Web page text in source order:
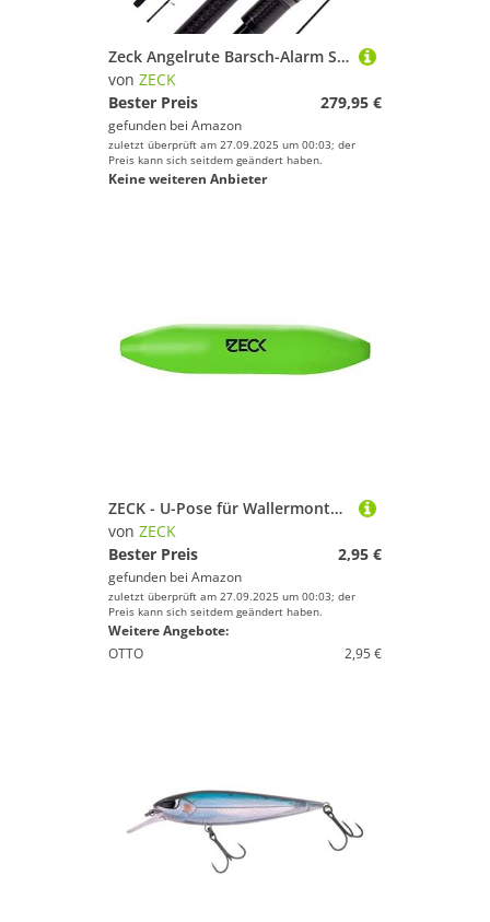
Zeck Angelrute Barsch-Alarm Spinnrute - BA Spin M 218cm | 21g
von ZECK
Bester Preis
279,95 €
gefunden bei Amazon
zuletzt überprüft am 27.09.2025 um 00:03; der
Preis kann sich seitdem geändert haben.
Keine weiteren Anbieter
ZECK - U-Pose für Wallermontage - U-Float Solid Green - Auftrieb 15g
von ZECK
Bester Preis
2,95 €
gefunden bei Amazon
zuletzt überprüft am 27.09.2025 um 00:03; der
Preis kann sich seitdem geändert haben.
Weitere Angebote:
OTTO
2,95 €